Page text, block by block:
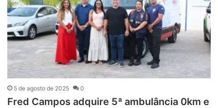
5 de agosto de 2025 0
Fred Campos adquire 5ª ambulância 0km e